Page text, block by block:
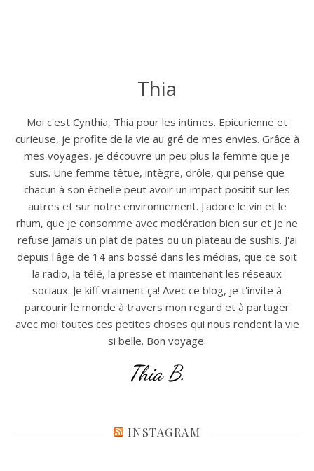
Thia
Moi c'est Cynthia, Thia pour les intimes. Epicurienne et
curieuse, je profite de la vie au gré de mes envies. Grâce à
mes voyages, je découvre un peu plus la femme que je
suis. Une femme têtue, intègre, drôle, qui pense que
chacun à son échelle peut avoir un impact positif sur les
autres et sur notre environnement. J'adore le vin et le
rhum, que je consomme avec modération bien sur et je ne
refuse jamais un plat de pates ou un plateau de sushis. J'ai
depuis l'âge de 14 ans bossé dans les médias, que ce soit
la radio, la télé, la presse et maintenant les réseaux
sociaux. Je kiff vraiment ça! Avec ce blog, je t'invite à
parcourir le monde à travers mon regard et à partager
avec moi toutes ces petites choses qui nous rendent la vie
si belle. Bon voyage.
Thia B.
INSTAGRAM